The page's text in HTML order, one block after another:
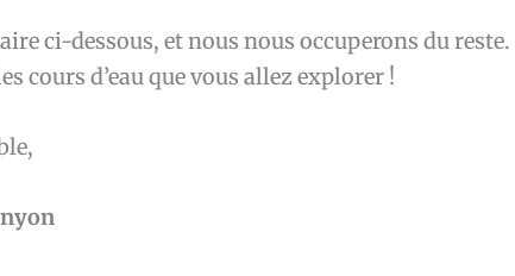
ci-dessous, et nous nous occuperons du
cours d’eau que vous allez explorer !